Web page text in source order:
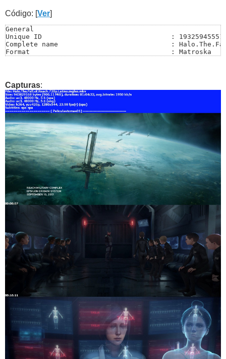
Código: [Ver]
General
Unique ID                                :
Complete name                            :
Format                                   : Matroska
Overall bit rate                         : 1 950 Kbps
Encoded date                             : UTC 2015-11-
Writing application                      : mkvmerge
Writing library                          : libebml v1.3.1
DURATION                                 :
NUMBER_OF_FRAMES                         : 873
NUMBER_OF_BYTES                          : 34529
_STATISTICS_WRITING_APP                  : mkvmerge
_STATISTICS_WRITING_DATE_UTC             : 2015-11-30
_STATISTICS_TAGS                         : BPS DURATION
Video
ID                                       : 1
Format                                   : AVC
Format/Info                              : Advanced
Format profile                           : High@L4.1
Format settings, CABAC                   : Yes
Format settings, ReFrames                : 12 frames
Codec ID                                 : V_MPEG4/ISO/
Duration                                 : 1h 4mn
Bit rate                                 : 1 500 Kbps
Width                                    : 1 280
Height                                   : 544 pixels
Display aspect ratio                     : 2.35:1
Frame rate mode                          : Constant
Frame rate                               : 23.976 fps
Color space                              : YUV
Chroma subsampling                       : 4:2:0
Bit depth                                : 8 bits
Scan type                                : Progressive
Bits/(Pixel*Frame)                       : 0.090
Stream size                              : 675 MiB
Writing library                          : x264 core 146
Encoding settings                        : cabac=1 / ref=12 /
Language                                 : Spanish
Default                                  : Yes
Forced                                   : No
Capturas: